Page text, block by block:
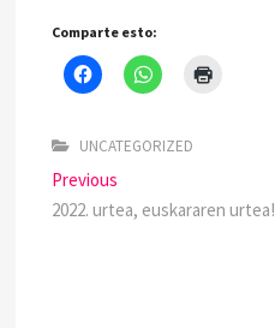
Comparte esto:
UNCATEGORIZED
Previous
2022. urtea, euskararen urtea!